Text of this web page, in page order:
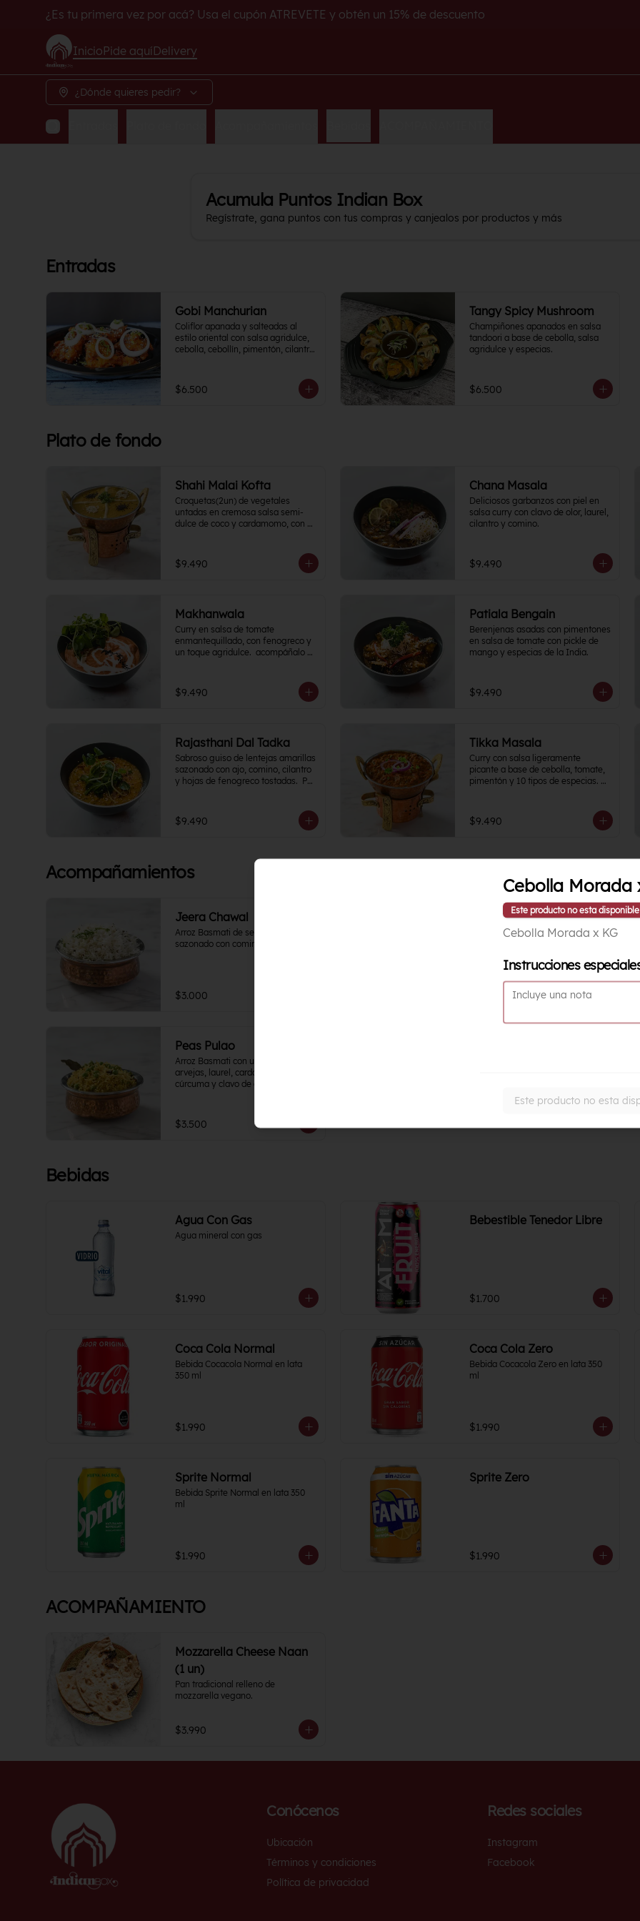
¿Es tu primera vez por acá? Usa el cupón ATREVETE y obtén un 15% de descuento
InicioPide aquíDelivery
¿Dónde quieres pedir?
Acumula Puntos Indian Box
Regístrate, gana puntos con tus compras y canjealos por productos y más
Entradas
Gobi Manchurian
Coliflor apanada y salteadas al
estilo oriental con salsa agridulce,
cebolla, cebollín, pimentón, cilantro,
$6.500
Tangy Spicy Mushroom
Champiñones apanados en salsa
tandoori a base de cebolla, salsa
agridulce y especias.
$6.500
Plato de fondo
Shahi Malai Kofta
Croquetas(2un) de vegetales
untadas en cremosa salsa semi-
dulce de coco y cardamomo, con
$9.490
Chana Masala
Deliciosos garbanzos con piel en
salsa curry con clavo de olor, laurel,
cilantro y comino.
$9.490
Makhanwala
Curry en salsa de tomate
enmantequillado, con fenogreco y
un toque agridulce.  acompáñalo
$9.490
Patiala Bengain
Berenjenas asadas con pimentones
en salsa de tomate con pickle de
mango y especias de la India.
$9.490
Rajasthani Dal Tadka
Sabroso guiso de lentejas amarillas
sazonado con ajo, comino, cilantro
y hojas de fenogreco tostadas.  Por
$9.490
Tikka Masala
Curry con salsa ligeramente
picante a base de cebolla, tomate,
pimentón y 10 tipos de especias. Es
con tu proteína favorita.
$9.490
Acompañamientos
Jeera Chawal
Arroz Basmati de selección
sazonado con comino.
$3.000
Kashmiri Pulao
Arroz Basmati de selección con
Peas Pulao
Arroz Basmati con un sofrito de
arvejas, laurel, cardamomo,
cúrcuma y clavo de olor. Vegano.
$3.500
Bebidas
Agua Con Gas
Agua mineral con gas
$1.990
Bebestible Tenedor Libre
$1.700
Coca Cola Normal
Bebida Cocacola Normal en lata
350 ml
$1.990
Coca Cola Zero
Bebida Cocacola Zero en lata 350
ml
$1.990
Sprite Normal
Bebida Sprite Normal en lata 350
ml
$1.990
Sprite Zero
$1.990
ACOMPAÑAMIENTO
Mozzarella Cheese Naan
(1 un)
Pan tradicional relleno de
mozzarella vegano.
$3.990
Conócenos
Ubicación
Términos y condiciones
Política de privacidad
Redes sociales
Instagram
Facebook
Cebolla Morada
Este producto no esta disponible
Cebolla Morada x KG
Instrucciones
Este producto no esta